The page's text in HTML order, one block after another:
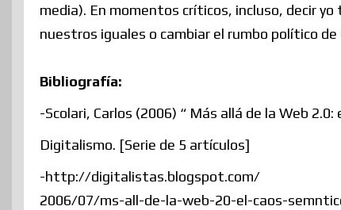
media). En momentos críticos, incluso, decir
nuestros iguales o cambiar el rumbo político de
Bibliografía:
-Scolari, Carlos (2006) “ Más allá de la Web
Digitalismo. [Serie de 5 artículos]
-http://digitalistas.blogspot.com/
2006/07/ms-all-de-la-web-20-el-caos-